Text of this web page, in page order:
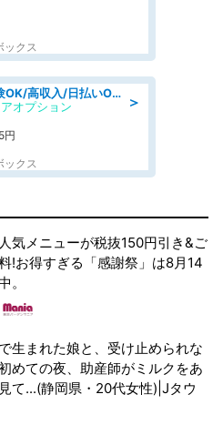
ックス
＞
組立・組付け/未経験OK/高収入/日払いOK/寮費無料/交替制
オプション
円
ックス
人気メニューが税抜150円引き&ご
!お得すぎる「感謝祭」は8月14
。
生まれた娘と、受け止められな
めての夜、助産師がミルクをあ
て...(静岡県・20代女性)|Jタウ